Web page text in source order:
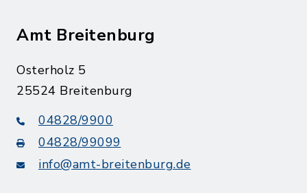
Amt Breitenburg
Osterholz 5
25524 Breitenburg
04828/9900
04828/99099
info@amt-breitenburg.de